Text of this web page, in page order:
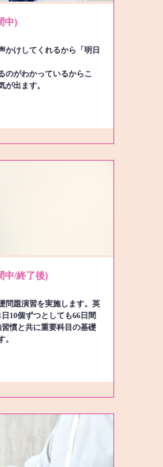
中)
かけしてくれるから「明日
のがわかっているからこ
が出ます。
中/終了後)
問題演習を実施します。英
10個ずつとしても66日間
慣と共に重要科目の基礎
。